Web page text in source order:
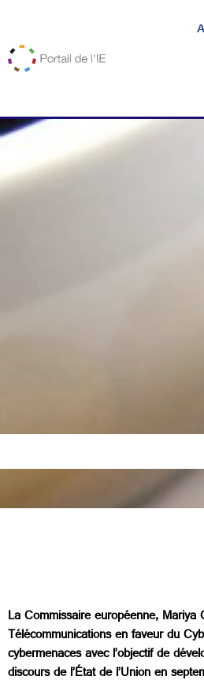
La Commissaire européenne,
Télécommunications en faveur du
cybermenaces avec l’objectif de
discours de l’État de l’Union en